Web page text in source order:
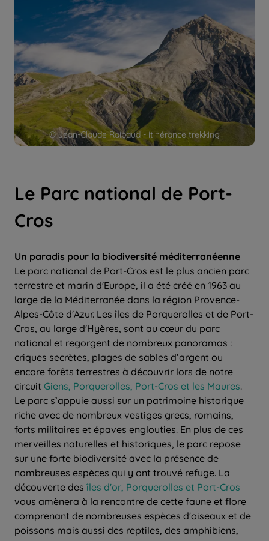
© Jean-Claude Raibaud - itinérance trekking
Le Parc national de Port-
Cros
Un paradis pour la biodiversité méditerranéenne
Le parc national de Port-Cros est le plus ancien parc
terrestre et marin d'Europe, il a été créé en 1963 au
large de la Méditerranée dans la région Provence-
Alpes-Côte d'Azur. Les îles de Porquerolles et de Port-
Cros, au large d'Hyères, sont au cœur du parc
national et regorgent de nombreux panoramas :
criques secrètes, plages de sables d’argent ou
encore forêts terrestres à découvrir lors de notre
circuit Giens, Porquerolles, Port-Cros et les Maures.
Le parc s’appuie aussi sur un patrimoine historique
riche avec de nombreux vestiges grecs, romains,
forts militaires et épaves englouties. En plus de ces
merveilles naturelles et historiques, le parc repose
sur une forte biodiversité avec la présence de
nombreuses espèces qui y ont trouvé refuge. La
découverte des îles d'or, Porquerolles et Port-Cros
vous amènera à la rencontre de cette faune et flore
comprenant de nombreuses espèces d'oiseaux et de
poissons mais aussi des reptiles, des amphibiens,